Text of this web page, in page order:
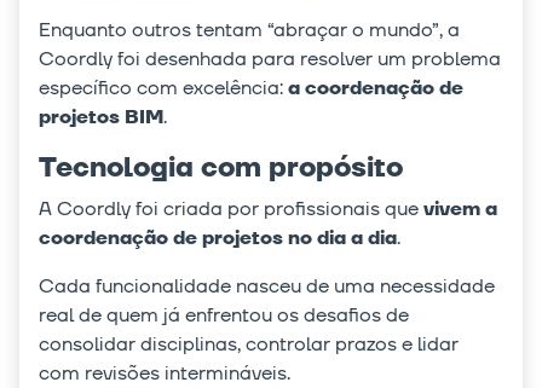
Enquanto outros tentam “abraçar o mundo”, a
Coordly foi desenhada para resolver um problema
específico com excelência:a coordenação de
projetos BIM.
Tecnologia com propósito
A Coordly foi criada por profissionais quevivem a
coordenação de projetos no dia a dia.
Cada funcionalidade nasceu de uma necessidade
real de quem já enfrentou os desafios de
consolidar disciplinas, controlar prazos e lidar
com revisões intermináveis.